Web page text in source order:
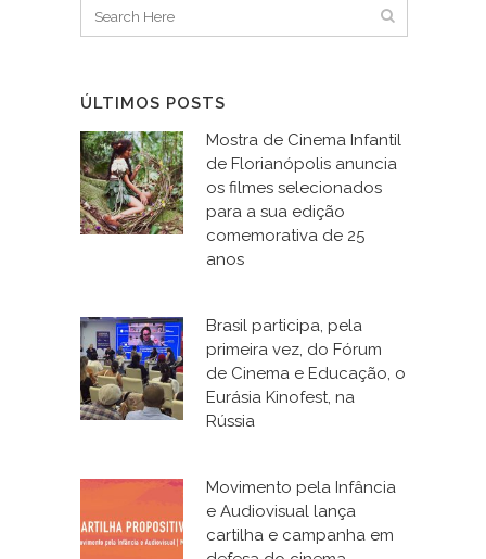
ÚLTIMOS POSTS
Mostra de Cinema Infantil
de Florianópolis anuncia
os filmes selecionados
para a sua edição
comemorativa de 25
anos
Brasil participa, pela
primeira vez, do Fórum
de Cinema e Educação, o
Eurásia Kinofest, na
Rússia
Movimento pela Infância
e Audiovisual lança
cartilha e campanha em